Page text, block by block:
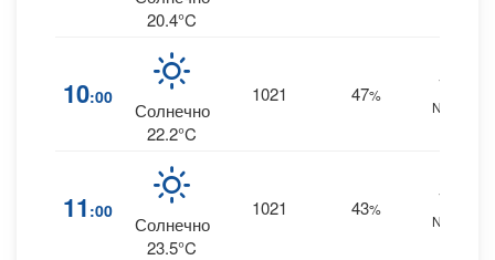
20.4°C
10:00
Солнечно
22.2°C
1021 47%
17
NNE
11 :00
Солнечно
23.5°C
1021 43%
17
NNE